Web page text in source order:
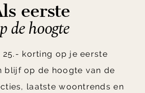
eerste
de hoogte
korting op je eerste
blijf op de hoogte van de
laatste woontrends en